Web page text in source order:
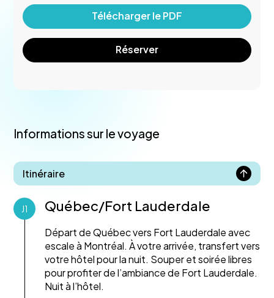
Télécharger le PDF
Réserver
Informations sur le voyage
Itinéraire
J1 Québec/Fort Lauderdale
Départ de Québec vers Fort Lauderdale avec
escale à Montréal. À votre arrivée, transfert vers
votre hôtel pour la nuit. Souper et soirée libres
pour profiter de l’ambiance de Fort Lauderdale.
Nuit à l’hôtel.